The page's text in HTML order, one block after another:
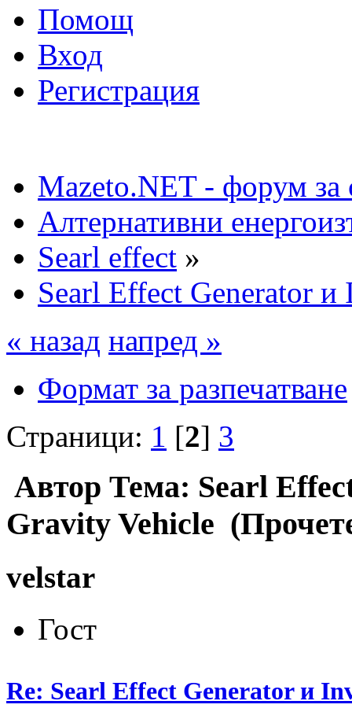
Помощ
Вход
Регистрация
Mazeto.NET - форум за
Алтернативни
Searl effect »
Searl Effect Generator
« назад напред »
Формат за разпечатване
Страници: 1 [2] 3
Автор Тема: Searl
Gravity Vehicle
velstar
Гост
Re: Searl Effect Generator и